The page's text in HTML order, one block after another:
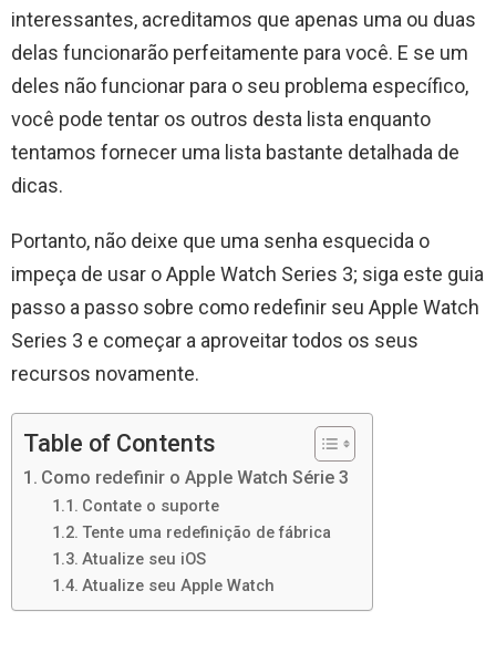
interessantes, acreditamos que apenas uma ou duas
delas funcionarão perfeitamente para você. E se um
deles não funcionar para o seu problema específico,
você pode tentar os outros desta lista enquanto
tentamos fornecer uma lista bastante detalhada de
dicas.
Portanto, não deixe que uma senha esquecida o
impeça de usar o Apple Watch Series 3; siga este guia
passo a passo sobre como redefinir seu Apple Watch
Series 3 e começar a aproveitar todos os seus
recursos novamente.
Table of Contents
Como redefinir o Apple Watch Série 3
Contate o suporte
Tente uma redefinição de fábrica
Atualize seu iOS
Atualize seu Apple Watch